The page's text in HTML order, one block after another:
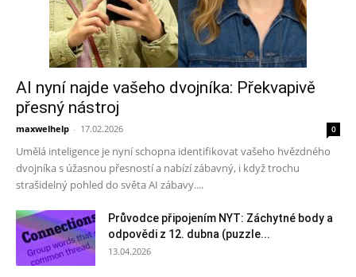
AI nyní najde vašeho dvojníka: Překvapivě
přesný nástroj
maxwelhelp - 17.02.2026 0
Umělá inteligence je nyní schopna identifikovat vašeho hvězdného
dvojníka s úžasnou přesností a nabízí zábavný, i když trochu
strašidelný pohled do světa AI zábavy....
Průvodce připojením NYT: Záchytné body a
odpovědi z 12. dubna (puzzle...
13.04.2026